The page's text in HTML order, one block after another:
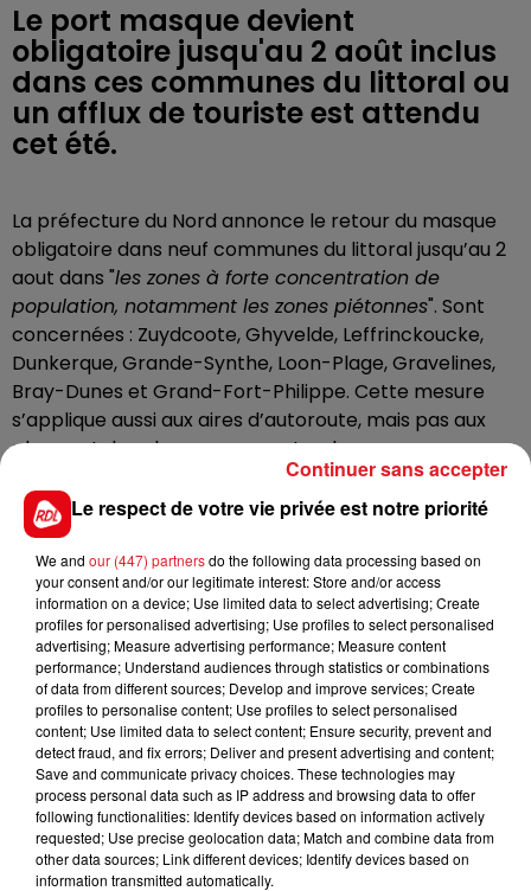
Le port masque devient
obligatoire jusqu'au 2 août inclus
dans ces communes du littoral ou
un afflux de touriste est attendu
cet été.
La préfecture du Nord annonce le retour du masque
obligatoire dans neuf communes du littoral jusqu’au 2
aout dans "les zones à forte concentration de
population, notamment les zones piétonnes". Sont
concernées : Zuydcoote, Ghyvelde, Leffrinckoucke,
Dunkerque, Grande-Synthe, Loon-Plage, Gravelines,
Bray-Dunes et Grand-Fort-Philippe. Cette mesure
s’applique aussi aux aires d’autoroute, mais pas aux
plages et dans les espaces naturels.
Le masque, qui est par ailleurs, obligatoire partout
dans le Nord et le Pas-de-Calais pour les festivités du
14 Juillet. Il devra être porté en extérieur à partir de
18h ce soir, et jusqu’au 15 juillet 8h.
FIL D'ACTUS
Le respect de votre vie privée est notre priorité
We and our (447) partnersdo the following data processing based on
your consent and/or our legitimate interest: Store and/or access
information on a device; Use limited data to select advertising; Create
profiles for personalised advertising; Use profiles to select personalised
advertising; Measure advertising performance; Measure content
performance; Understand audiences through statistics or combinations
of data from different sources; Develop and improve services; Create
profiles to personalise content; Use profiles to select personalised
content; Use limited data to select content; Ensure security, prevent and
detect fraud, and fix errors; Deliver and present advertising and content;
Save and communicate privacy choices. These technologies may
process personal data such as IP address and browsing data to offer
following functionalities: Identify devices based on information actively
requested; Use precise geolocation data; Match and combine data from
other data sources; Link different devices; Identify devices based on
information transmitted automatically.
Continuer sans accepter